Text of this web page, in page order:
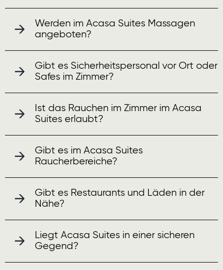
Werden im Acasa Suites Massagen
angeboten?
Gibt es Sicherheitspersonal vor Ort oder
Safes im Zimmer?
Ist das Rauchen im Zimmer im Acasa
Suites erlaubt?
Gibt es im Acasa Suites
Raucherbereiche?
Gibt es Restaurants und Läden in der
Nähe?
Liegt Acasa Suites in einer sicheren
Gegend?